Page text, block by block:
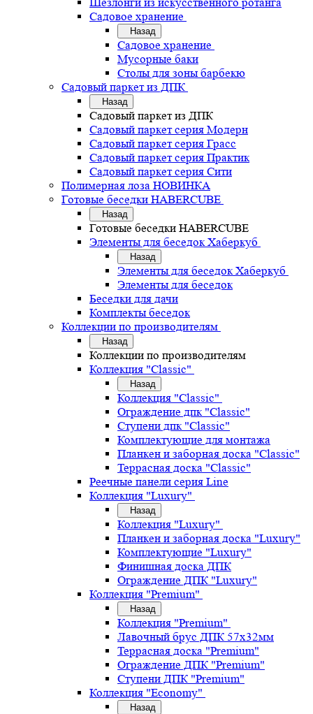
Садовое хранение
Назад
Садовое хранение
Мусорные баки
Столы для зоны барбекю
Садовый паркет из ДПК
Назад
Садовый паркет из ДПК
Садовый паркет серия Mодерн
Садовый паркет серия Грасс
Садовый паркет серия Практик
Садовый паркет серия Сити
Полимерная лоза НОВИНКА
Готовые беседки HABERCUBE
Назад
Готовые беседки HABERCUBE
Элементы для беседок Хаберкуб
Назад
Элементы для беседок Хаберкуб
Элементы для беседок
Беседки для дачи
Комплекты беседок
Коллекции по производителям
Назад
Коллекции по производителям
Коллекция "Classic"
Назад
Коллекция "Classic"
Ограждение дпк "Classic"
Ступени дпк "Classic"
Комплектующие для монтажа
Планкен и заборная доска "Classic"
Террасная доска "Classic"
Реечные панели серия Line
Коллекция "Luxury"
Назад
Коллекция "Luxury"
Планкен и заборная доска "Luxury"
Комплектующие "Luxury"
Финишная доска ДПК
Ограждение ДПК "Luxury"
Коллекция "Premium"
Назад
Коллекция "Premium"
Лавочный брус ДПК 57х32мм
Террасная доска "Premium"
Ограждение ДПК "Premium"
Ступени ДПК "Premium"
Коллекция "Economy"
Назад